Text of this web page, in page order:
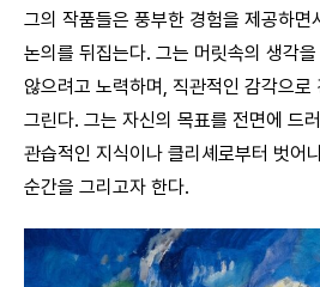
그의 작품들은 풍부한 경험을 제공하면
논의를 뒤집는다. 그는 머릿속의 생각
않으려고 노력하며, 직관적인 감각으로
그린다. 그는 자신의 목표를 전면에 드
관습적인 지식이나 클리셰로부터 벗어
순간을 그리고자 한다.